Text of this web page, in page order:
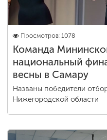
Просмотров: 1078
Команда
национальный
весны в Самару
Названы победители
Нижегородской области